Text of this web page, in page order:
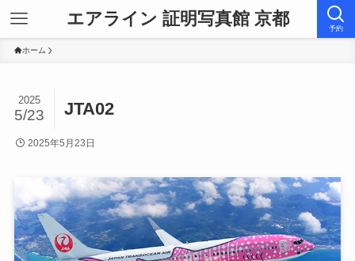
エアライン 証明写真館 京都 予約
ホーム
JTA02
2025
5/23
2025年5月23日